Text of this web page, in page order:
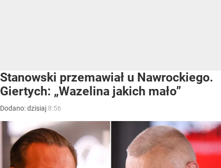
Stanowski przemawiał u Nawrockiego.
Giertych: „Wazelina jakich mało”
Dodano:dzisiaj 8:56